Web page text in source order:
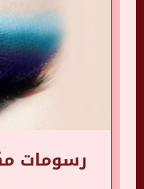
رسومات